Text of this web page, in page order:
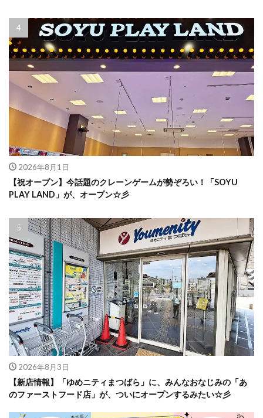
2026年8月1日
【祝オープン】今話題のクレーンゲームが勢ぞろい！「SOYU
PLAY LAND」が、オープン☆彡
2026年8月3日
【新店情報】「ゆめニティまつばら」に、みんなおなじみの「あ
のファーストフード店」が、ついにオープンするみたい☆彡